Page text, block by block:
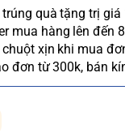
trúng quà tặng trị giá
mua hàng lên đến
xịn khi mua
đơn từ 300k, bán